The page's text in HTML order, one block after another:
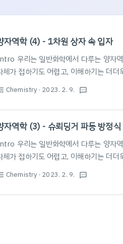
자역학 (4) - 1차원 상자 속 입자
우리는 일반화학에서 다루는 양자
체가 접하기도 어렵고, 이해하기는 더
기하는 데 중점을 둘 것을 권장한다. 다
중할 수 있도록 하였다. 필자 또한 암기
될 것이며, 문장보다는 수식 또는 이미
장으로 풀어서 설명할 수 있다. 앞으로
Chemistry · 2023. 2. 9. textsms
자역학 (3) - 슈뢰딩거 파동 방정식
우리는 일반화학에서 다루는 양자
체가 접하기도 어렵고, 이해하기는 더
기하는 데 중점을 둘 것을 권장한다. 다
중할 수 있도록 하였다. 필자 또한 암기
될 것이며, 문장보다는 수식 또는 이미
Chemistry · 2023. 2. 9. textsms